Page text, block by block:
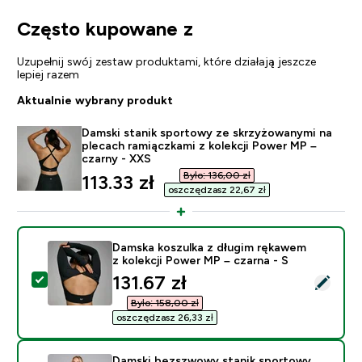
Często kupowane z
Uzupełnij swój zestaw produktami, które działają jeszcze
lepiej razem
Aktualnie wybrany produkt
Damski stanik sportowy ze skrzyżowanymi na
plecach ramiączkami z kolekcji Power MP –
czarny - XXS
discounted price
113.33 zł‎
Było: 136,00 zł‎
oszczędzasz 22,67 zł‎
Wybierz ten produkt - Damska koszulka z długim
Damska koszulka z długim rękawem
z kolekcji Power MP – czarna - S
discounted price
131.67 zł‎
Było: 158,00 zł‎
oszczędzasz 26,33 zł‎